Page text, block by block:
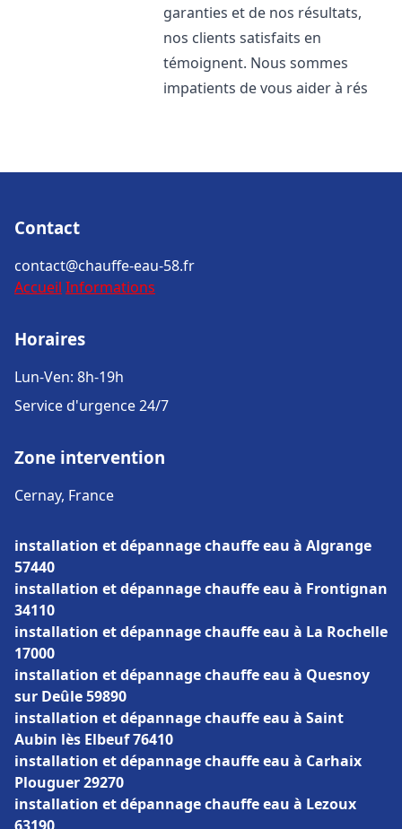
garanties et de nos résultats,
nos clients satisfaits en
témoignent. Nous sommes
impatients de vous aider à rés
Contact
contact@chauffe-eau-58.fr
Accueil Informations
Horaires
Lun-Ven: 8h-19h
Service d'urgence 24/7
Zone intervention
Cernay, France
installation et dépannage chauffe eau à Algrange
57440
installation et dépannage chauffe eau à Frontignan
34110
installation et dépannage chauffe eau à La Rochelle
17000
installation et dépannage chauffe eau à Quesnoy
sur Deûle 59890
installation et dépannage chauffe eau à Saint
Aubin lès Elbeuf 76410
installation et dépannage chauffe eau à Carhaix
Plouguer 29270
installation et dépannage chauffe eau à Lezoux